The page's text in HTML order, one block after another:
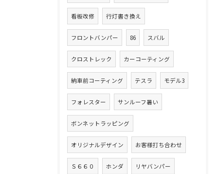
看板改修 行灯書き換え
フロントバンパー 86 スバル
クロストレック カーコーティング
納車前コーティング テスラ モデル3
フォレスター サンルーフ暑い
ボンネットラッピング
オリジナルデザイン お客様打ち合わせ
Ｓ６６０ ホンダ リヤバンパー